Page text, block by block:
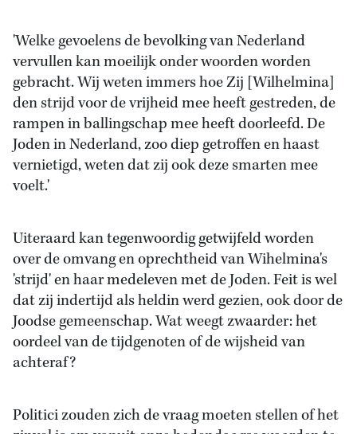
'Welke gevoelens de bevolking van Nederland
vervullen kan moeilijk onder woorden worden
gebracht. Wij weten immers hoe Zij [Wilhelmina]
den strijd voor de vrijheid mee heeft gestreden, de
rampen in ballingschap mee heeft doorleefd. De
Joden in Nederland, zoo diep getroffen en haast
vernietigd, weten dat zij ook deze smarten mee
voelt.'
Uiteraard kan tegenwoordig getwijfeld worden
over de omvang en oprechtheid van Wihelmina's
'strijd' en haar medeleven met de Joden. Feit is wel
dat zij indertijd als heldin werd gezien, ook door de
Joodse gemeenschap. Wat weegt zwaarder: het
oordeel van de tijdgenoten of de wijsheid van
achteraf?
Politici zouden zich de vraag moeten stellen of het